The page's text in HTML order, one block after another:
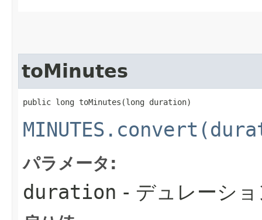
toMinutes
public long toMinutes​(long duration)
パラメータ:
duration - デュレーシ